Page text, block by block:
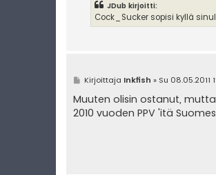
JDub kirjoitti:
Cock_Sucker sopisi kyllä
V
e
s
t
Kirjoittaja Inkfish » Su 08.05.2011
Muuten olisin ostanut,
2010 vuoden PPV 'itä